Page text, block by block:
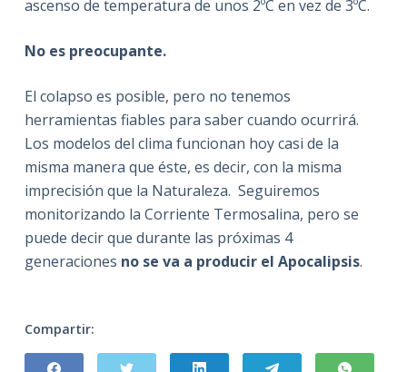
ascenso de temperatura de unos 2ºC en vez de 3ºC.
No es preocupante.
El colapso es posible, pero no tenemos
herramientas fiables para saber cuando ocurrirá.
Los modelos del clima funcionan hoy casi de la
misma manera que éste, es decir, con la misma
imprecisión que la Naturaleza. Seguiremos
monitorizando la Corriente Termosalina, pero se
puede decir que durante las próximas 4
generaciones no se va a producir el Apocalipsis.
Compartir: